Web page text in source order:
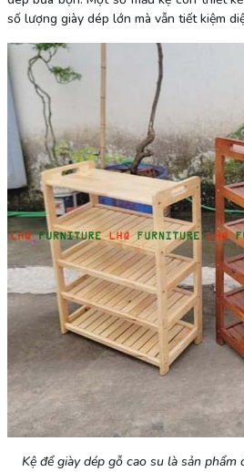
số lượng giày dép lớn mà vẫn tiết kiệm
Kệ để giày dép gỗ cao su là sản